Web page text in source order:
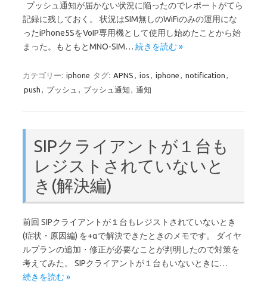
プッシュ通知が届かない状況に陥ったのでレポートがてら
記録に残しておく。 状況はSIM無しのWiFiのみの運用にな
ったiPhone5SをVoIP専用機として使用し始めたことから始
まった。もともとMNO-SIM… 続きを読む »
カテゴリー: iphone タグ: APNS , ios , iphone , notification ,
push , プッシュ , プッシュ通知 , 通知
SIPクライアントが１台も
レジストされていないと
き(解決編)
前回 SIPクライアントが１台もレジストされていないとき
(症状・原因編) を+αで解決できたときのメモです。 ダイヤ
ルプランの追加・修正が必要なことが判明したので対策を
考えてみた。 SIPクライアントが１台もいないときに…
続きを読む »